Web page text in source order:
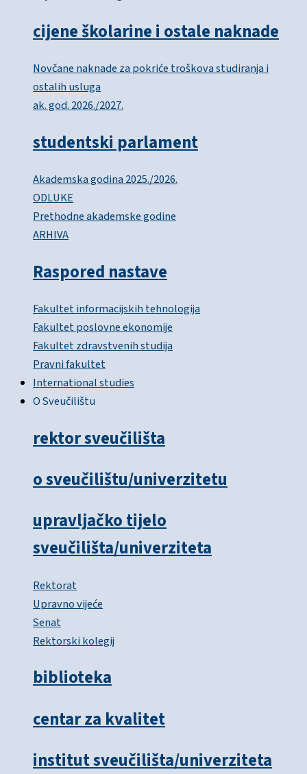
cijene školarine i ostale naknade
Novčane naknade za pokriće troškova studiranja i
ostalih usluga
ak. god. 2026./2027.
studentski parlament
Akademska godina 2025./2026.
ODLUKE
Prethodne akademske godine
ARHIVA
Raspored nastave
Fakultet informacijskih tehnologija
Fakultet poslovne ekonomije
Fakultet zdravstvenih studija
Pravni fakultet
International studies
O Sveučilištu
rektor sveučilišta
o sveučilištu/univerzitetu
upravljačko tijelo
sveučilišta/univerziteta
Rektorat
Upravno vijeće
Senat
Rektorski kolegij
biblioteka
centar za kvalitet
institut sveučilišta/univerziteta